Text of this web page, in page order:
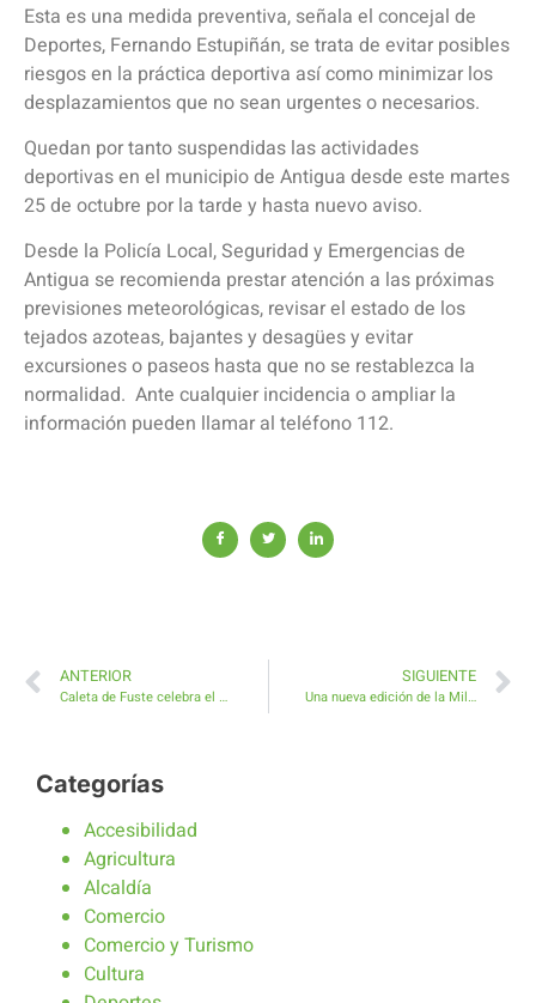
Esta es una medida preventiva, señala el concejal de
Deportes, Fernando Estupiñán, se trata de evitar posibles
riesgos en la práctica deportiva así como minimizar los
desplazamientos que no sean urgentes o necesarios.
Quedan por tanto suspendidas las actividades
deportivas en el municipio de Antigua desde este martes
25 de octubre por la tarde y hasta nuevo aviso.
Desde la Policía Local, Seguridad y Emergencias de
Antigua se recomienda prestar atención a las próximas
previsiones meteorológicas, revisar el estado de los
tejados azoteas, bajantes y desagües y evitar
excursiones o paseos hasta que no se restablezca la
normalidad. Ante cualquier incidencia o ampliar la
información pueden llamar al teléfono 112.
ANTERIOR
Caleta de Fuste celebra el XIII Torneo de Pesca Infantil Puerto Castillo
SIGUIENTE
Una nueva edición de la Milla Urbana se celebra durante la Noche en Blanco de Antigua
Categorías
Accesibilidad
Agricultura
Alcaldía
Comercio
Comercio y Turismo
Cultura